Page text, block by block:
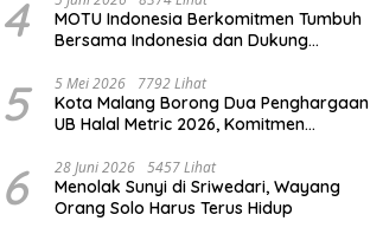
4
MOTU Indonesia Berkomitmen Tumbuh
Bersama Indonesia dan Dukung
5 5 Mei 2026 7792 Lihat
Kota Malang Borong Dua Penghargaan
UB Halal Metric 2026, Komitmen
6 28 Juni 2026 5457 Lihat
Menolak Sunyi di Sriwedari, Wayang
Orang Solo Harus Terus Hidup